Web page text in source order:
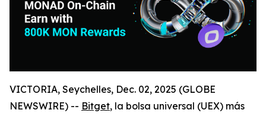
VICTORIA, Seychelles, Dec. 02, 2025 (GLOBE
NEWSWIRE) -- Bitget, la bolsa universal (UEX) más